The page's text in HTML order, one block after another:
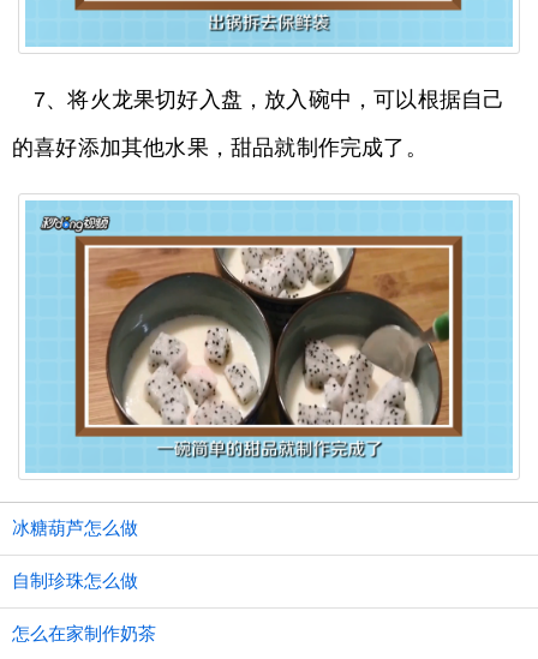
7、将火龙果切好入盘，放入碗中，可以根据自己
的喜好添加其他水果，甜品就制作完成了。
冰糖葫芦怎么做
自制珍珠怎么做
怎么在家制作奶茶